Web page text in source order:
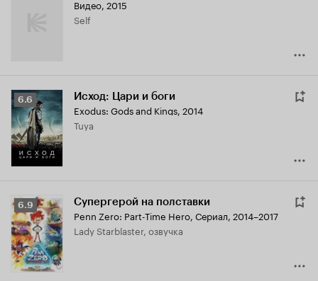
Видео, 2015
Self
Рейтинг
Кинопоиска
6.6
6.6 Исход: Цари и боги
Exodus: Gods and Kings, 2014
Tuya
Рейтинг
Кинопоиска
6.9
6.9 Супергерой на полставки
Penn Zero: Part-Time Hero, Сериал, 2014–2017
Lady Starblaster, озвучка